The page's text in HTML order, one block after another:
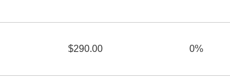
$290.00 0%